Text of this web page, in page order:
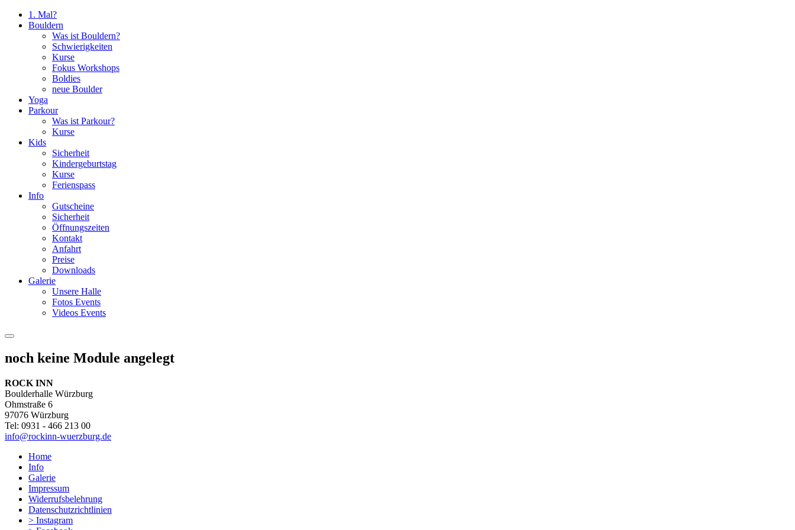
1. Mal?
Bouldern
Was ist Bouldern?
Schwierigkeiten
Kurse
Fokus Workshops
Boldies
neue Boulder
Yoga
Parkour
Was ist Parkour?
Kurse
Kids
Sicherheit
Kindergeburtstag
Kurse
Ferienspass
Info
Gutscheine
Sicherheit
Öffnungszeiten
Kontakt
Anfahrt
Preise
Downloads
Galerie
Unsere Halle
Fotos Events
Videos Events
noch keine Module angelegt
ROCK INN
Boulderhalle Würzburg
Ohmstraße 6
97076 Würzburg
Tel: 0931 - 466 213 00
info@rockinn-wuerzburg.de
Home
Info
Galerie
Impressum
Widerrufsbelehrung
Datenschutzrichtlinien
> Instagram